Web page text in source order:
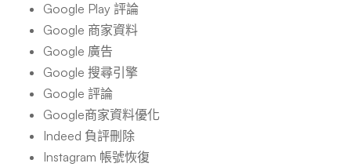
Google Play 評論
Google 商家資料
Google 廣告
Google 搜尋引擎
Google 評論
Google商家資料優化
Indeed 負評刪除
Instagram 帳號恢復